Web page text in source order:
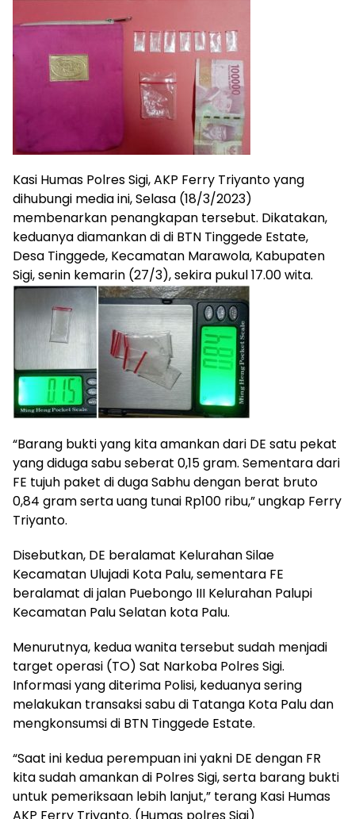
Kasi Humas Polres Sigi, AKP Ferry Triyanto yang
dihubungi media ini, Selasa (18/3/2023)
membenarkan penangkapan tersebut. Dikatakan,
keduanya diamankan di di BTN Tinggede Estate,
Desa Tinggede, Kecamatan Marawola, Kabupaten
Sigi, senin kemarin (27/3), sekira pukul 17.00 wita.
“Barang bukti yang kita amankan dari DE satu pekat
yang diduga sabu seberat 0,15 gram. Sementara dari
FE tujuh paket di duga Sabhu dengan berat bruto
0,84 gram serta uang tunai Rp100 ribu,” ungkap Ferry
Triyanto.
Disebutkan, DE beralamat Kelurahan Silae
Kecamatan Ulujadi Kota Palu, sementara FE
beralamat di jalan Puebongo III Kelurahan Palupi
Kecamatan Palu Selatan kota Palu.
Menurutnya, kedua wanita tersebut sudah menjadi
target operasi (TO) Sat Narkoba Polres Sigi.
Informasi yang diterima Polisi, keduanya sering
melakukan transaksi sabu di Tatanga Kota Palu dan
mengkonsumsi di BTN Tinggede Estate.
“Saat ini kedua perempuan ini yakni DE dengan FR
kita sudah amankan di Polres Sigi, serta barang bukti
untuk pemeriksaan lebih lanjut,” terang Kasi Humas
AKP Ferry Triyanto. (Humas polres Sigi)